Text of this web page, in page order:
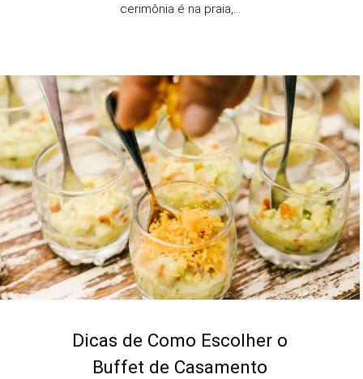
cerimônia é na praia,...
Dicas de Como Escolher o
Buffet de Casamento